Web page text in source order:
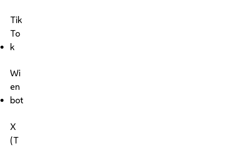
Tik
To
k
Wi
en
bot
X
(T